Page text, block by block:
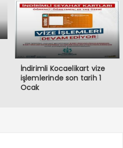
İndirimli Kocaelikart vize
işlemlerinde son tarih 1
Ocak